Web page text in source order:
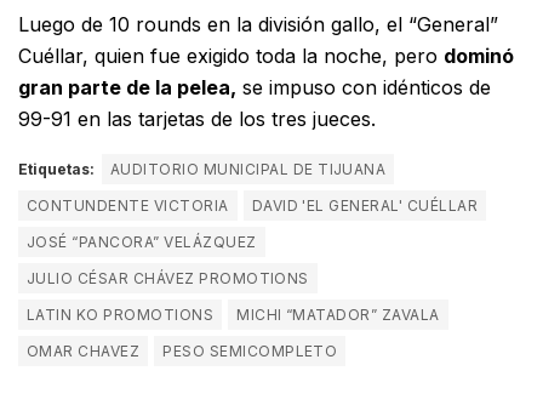
Luego de 10 rounds en la división gallo, el “General”
Cuéllar, quien fue exigido toda la noche, pero dominó
gran parte de la pelea, se impuso con idénticos de
99-91 en las tarjetas de los tres jueces.
Etiquetas:
AUDITORIO MUNICIPAL DE TIJUANA
CONTUNDENTE VICTORIA
DAVID 'EL GENERAL' CUÉLLAR
JOSÉ “PANCORA” VELÁZQUEZ
JULIO CÉSAR CHÁVEZ PROMOTIONS
LATIN KO PROMOTIONS
MICHI “MATADOR” ZAVALA
OMAR CHAVEZ
PESO SEMICOMPLETO